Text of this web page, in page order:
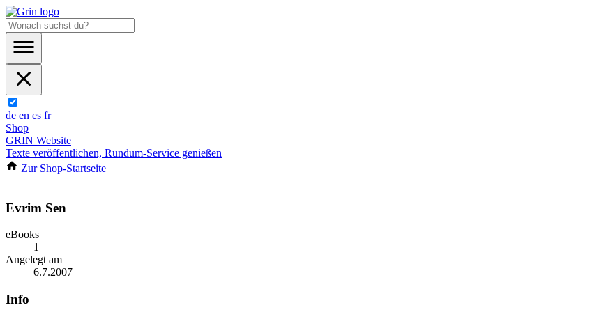
de en es fr
Shop
GRIN Website
Texte veröffentlichen, Rundum-Service genießen
Zur Shop-Startseite
Evrim Sen
eBooks
1
Angelegt am
6.7.2007
Info